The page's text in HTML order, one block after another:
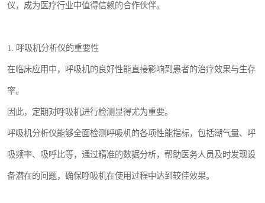
仪，成为医疗行业中值得信赖的合作伙伴。
1. 呼吸机分析仪的重要性
在临床应用中，呼吸机的良好性能直接影响到患者的治疗效果与生存
率。
因此，定期对呼吸机进行检测显得尤为重要。
呼吸机分析仪能够全面检测呼吸机的各项性能指标，包括潮气量、呼
吸频率、吸呼比等，通过精准的数据分析，帮助医务人员及时发现设
备潜在的问题，确保呼吸机在使用过程中达到较佳效果。